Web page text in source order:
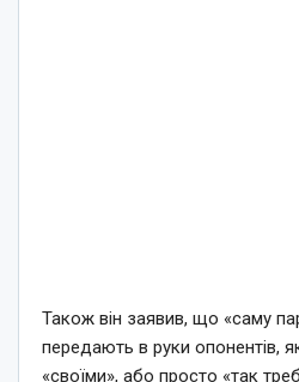
Також він заявив, що «саму
передають в руки опонентів,
«своїми», або просто «так